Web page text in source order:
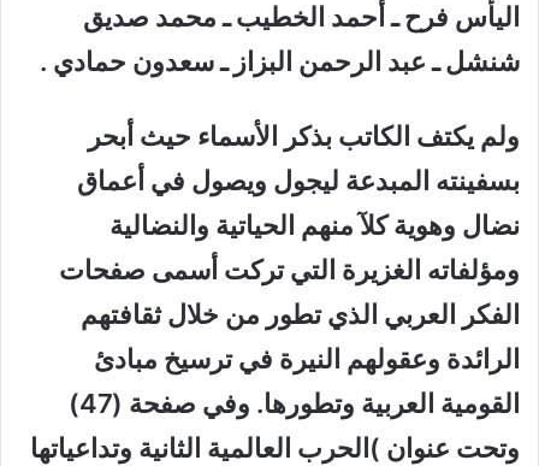
اليأس فرح ـ أحمد الخطيب ـ محمد صديق
شنشل ـ عبد الرحمن البزاز ـ سعدون حمادي .
ولم يكتف الكاتب بذكر الأسماء حيث أبحر
بسفينته المبدعة ليجول ويصول في أعماق
نضال وهوية كلآ منهم الحياتية والنضالية
ومؤلفاته الغزيرة التي تركت أسمى صفحات
الفكر العربي الذي تطور من خلال ثقافتهم
الرائدة وعقولهم النيرة في ترسيخ مبادئ
القومية العربية وتطورها. وفي صفحة (47)
وتحت عنوان )الحرب العالمية الثانية وتداعياتها